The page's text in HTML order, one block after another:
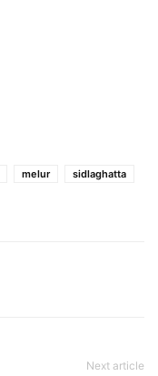
melur
sidlaghatta
Next article